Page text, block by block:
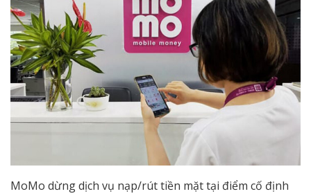
MoMo dừng dịch vụ nạp/rút tiền mặt tại điểm cố định